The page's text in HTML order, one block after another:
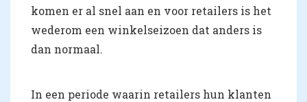
komen er al snel aan en voor retailers is het
wederom een winkelseizoen dat anders is
dan normaal.
In een periode waarin retailers hun klanten